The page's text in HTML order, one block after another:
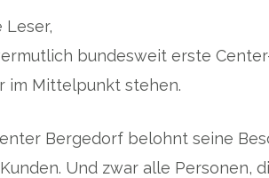
Leser,
bundesweit erste
im Mittelpunkt stehen.
Bergedorf belohnt seine
Und zwar alle Personen,